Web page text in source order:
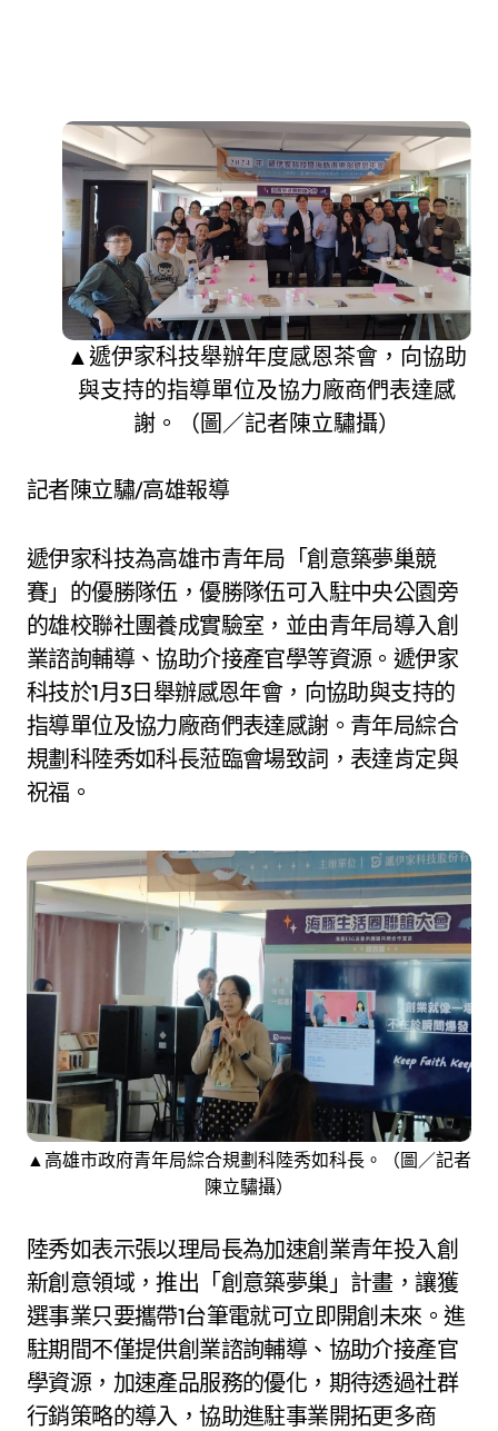
▲遞伊家科技舉辦年度感恩茶會，向協助
與支持的指導單位及協力廠商們表達感
謝。（圖／記者陳立驌攝）
記者陳立驌/高雄報導
遞伊家科技為高雄市青年局「創意築夢巢競
賽」的優勝隊伍，優勝隊伍可入駐中央公園旁
的雄校聯社團養成實驗室，並由青年局導入創
業諮詢輔導、協助介接產官學等資源。遞伊家
科技於1月3日舉辦感恩年會，向協助與支持的
指導單位及協力廠商們表達感謝。青年局綜合
規劃科陸秀如科長蒞臨會場致詞，表達肯定與
祝福。
▲高雄市政府青年局綜合規劃科陸秀如科長。（圖／記者
陳立驌攝）
陸秀如表示張以理局長為加速創業青年投入創
新創意領域，推出「創意築夢巢」計畫，讓獲
選事業只要攜帶1台筆電就可立即開創未來。進
駐期間不僅提供創業諮詢輔導、協助介接產官
學資源，加速產品服務的優化，期待透過社群
行銷策略的導入，協助進駐事業開拓更多商